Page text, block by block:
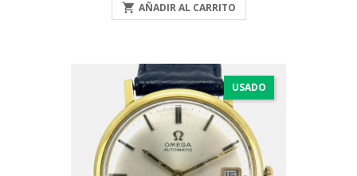
 AÑADIR AL CARRITO
USADO